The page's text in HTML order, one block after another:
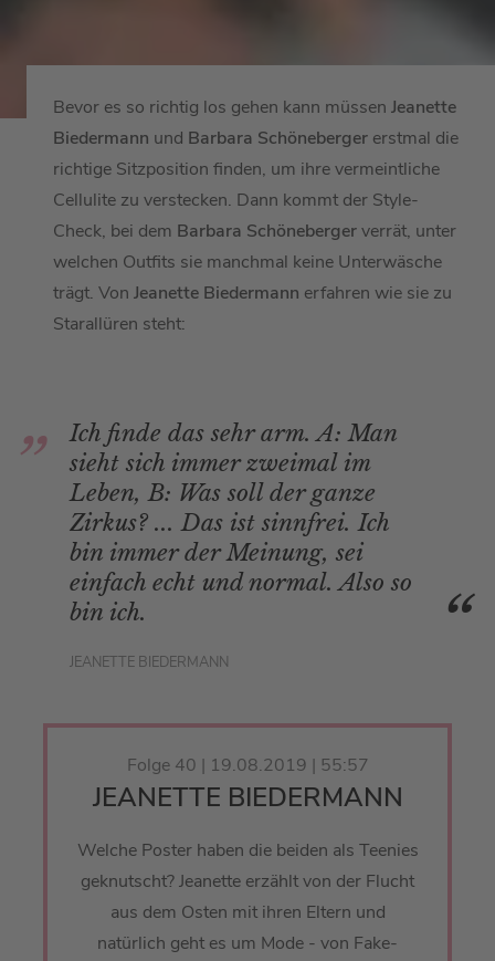
Bevor es so richtig los gehen kann müssen Jeanette
Biedermann und Barbara Schöneberger erstmal die
richtige Sitzposition finden, um ihre vermeintliche
Cellulite zu verstecken. Dann kommt der Style-
Check, bei dem Barbara Schönebergerverrät, unter
welchen Outfits sie manchmal keine Unterwäsche
trägt. Von Jeanette Biedermann erfahren wie sie zu
Starallüren steht:
Ich finde das sehr arm. A: Man
sieht sich immer zweimal im
Leben, B: Was soll der ganze
Zirkus? ... Das ist sinnfrei. Ich
bin immer der Meinung, sei
einfach echt und normal. Also so
bin ich.
JEANETTE BIEDERMANN
Folge 40 | 19.08.2019 | 55:57
JEANETTE BIEDERMANN
Welche Poster haben die beiden als Teenies
geknutscht? Jeanette erzählt von der Flucht
aus dem Osten mit ihren Eltern und
natürlich geht es um Mode - von Fake-